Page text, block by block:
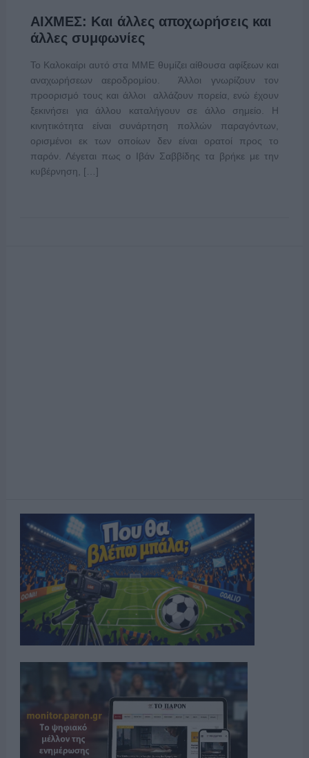
ΑΙΧΜΕΣ: Και άλλες αποχωρήσεις και
άλλες συμφωνίες
Το Καλοκαίρι αυτό στα ΜΜΕ θυμίζει αίθουσα αφίξεων και
αναχωρήσεων αεροδρομίου. Άλλοι γνωρίζουν τον
προορισμό τους και άλλοι αλλάζουν πορεία, ενώ έχουν
ξεκινήσει για άλλου καταλήγουν σε άλλο σημείο. Η
κινητικότητα είναι συνάρτηση πολλών παραγόντων,
ορισμένοι εκ των οποίων δεν είναι ορατοί προς το
παρόν. Λέγεται πως ο Ιβάν Σαββίδης τα βρήκε με την
κυβέρνηση, […]